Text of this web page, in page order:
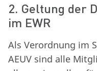
2. Geltung der
im EWR
Als Verordnung im
AEUV sind alle